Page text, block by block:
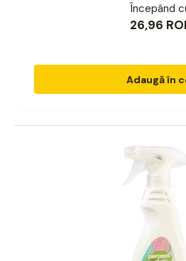
Începând
26,96
Adaugă în